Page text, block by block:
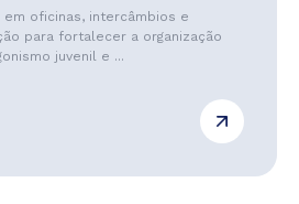
oficinas, intercâmbios e
para fortalecer a organização
juvenil e ...